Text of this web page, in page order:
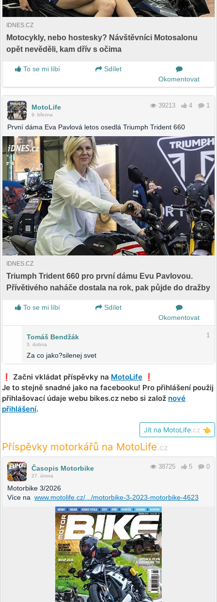
IDNES.CZ
Motocykly, nebo hostesky? Návštěvníci Motosalonu
opět nevěděli, kam dřív s očima
To se mi líbí
Sdílet
Okomentovat
MotoLife
9. března
39213 4 1
První dáma Eva Pavlová letos osedlá Triumph Trident 660
IDNES.CZ
Triumph Trident 660 pro první dámu Evu Pavlovou.
Přívětivého naháče dostala na rok, pak půjde do dražby
To se mi líbí
Sdílet
Okomentovat
Tomáš Bendžák
3. dubna
1
Za co jako?silenej svet
❗️ Začni vkládat příspěvky na MotoLife ❗️
Je to stejně snadné jako na facebooku! Pro přihlášení použij
přihlašovací údaje webu bikes.cz nebo si založ nové
přihlášení.
Jít na MotoLife .cz 👈
Příspěvky motorkářů na MotoLife.cz
Časopis Motorbike
27. února
38725 5 0
Motorbike 3/2026
Více na www.motolife.cz/.../motorbike-3-2023-motorbike-4623